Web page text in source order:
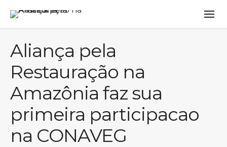
Aliança pela
Restauração na
Amazônia faz sua
primeira participacao
na CONAVEG